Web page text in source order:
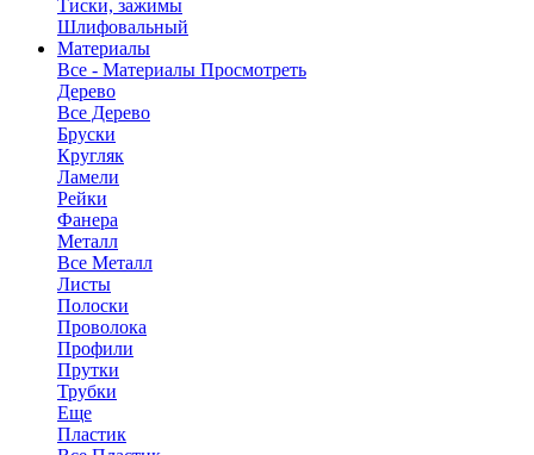
Тиски, зажимы
Шлифовальный
Материалы
Все - Материалы Просмотреть
Дерево
Все Дерево
Бруски
Кругляк
Ламели
Рейки
Фанера
Металл
Все Металл
Листы
Полоски
Проволока
Профили
Прутки
Трубки
Еще
Пластик